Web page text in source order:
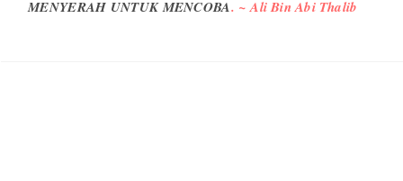
MENYERAH UNTUK MENCOBA. ~ Ali Bin Abi Thalib